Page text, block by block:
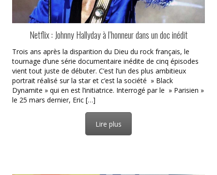
Netflix : Johnny Hallyday à l’honneur dans un doc inédit
Trois ans après la disparition du Dieu du rock français, le
tournage d’une série documentaire inédite de cinq épisodes
vient tout juste de débuter. C’est l’un des plus ambitieux
portrait réalisé sur la star et c’est la société » Black
Dynamite » qui en est l’initiatrice. Interrogé par le » Parisien »
le 25 mars dernier, Eric […]
Lire plus